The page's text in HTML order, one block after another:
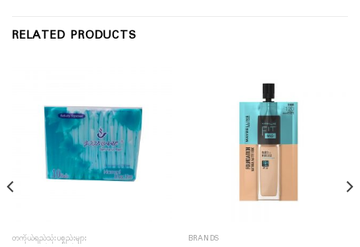
RELATED PRODUCTS
တကိုယ်ရည်သုံးပစ္စည်းများ BRANDS